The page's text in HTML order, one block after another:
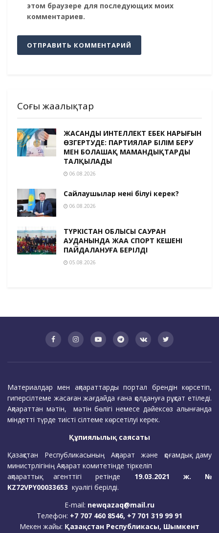
этом браузере для последующих моих
комментариев.
Соңғы жаңалықтар
ЖАСАНДЫ ИНТЕЛЛЕКТ ЕҢБЕК НАРЫҒЫН
ӨЗГЕРТУДЕ: ПАРТИЯЛАР БІЛІМ БЕРУ
МЕН БОЛАШАҚ МАМАНДЫҚТАРДЫ
ТАЛҚЫЛАДЫ
06.08.2026
Сайлаушылар нені білуі керек?
06.08.2026
ТҮРКІСТАН ОБЛЫСЫ САУРАН
АУДАНЫНДА ЖАҢА СПОРТ КЕШЕНІ
ПАЙДАЛАНУҒА БЕРІЛДІ
05.08.2026
Материалдар мен ақпараттарды портал брендін көрсетіп,
гиперсілтеме жасаған жағдайда ғана қолдануға рұқсат етіледі.
Ақпараттан мәтін, мәтін бөлігі немесе дәйексөз алынғанда
міндетті түрде тиісті сілтеме көрсетілуі керек.
Құпиялылық саясаты
Қазақстан Республикасының Ақпарат және қоғамдық даму
министрлігінің Ақпарат комитетінде тіркеліп
ақпараттық агенттігі ретінде 19.03.2021 ж. №
KZ72VPY00033653 куәлігі берілді.
E-mail: newqazaq@mail.ru
Телефон: +7 707 460 8546, +7 701 319 99 91
Мекен жайы: Қазақстан Республикасы, Шымкент